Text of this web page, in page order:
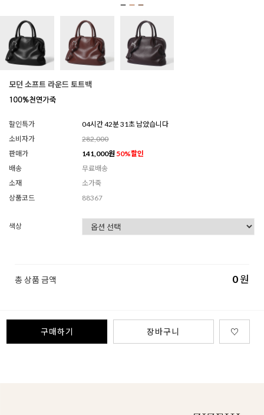
모던 소프트 라운드 토트백
할인특가
04시간 42분 29초 남았습니다
소비자가
282,000
판매가
141,000원 50%할인
배송
무료배송
소재
소가죽
상품코드
88367
색상
총 상품 금액 0원
구매하기 장바구니 ♡